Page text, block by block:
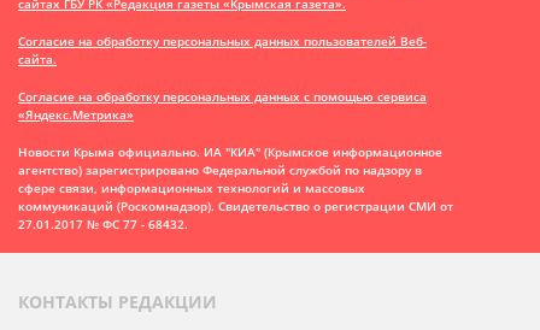
Согласие на обработку персональных данных пользователей Веб-
сайта.
Согласие на обработку персональных данных с помощью сервиса
«Яндекс.Метрика»
Новости Крыма официально. ИА "КИА" (Крымское информационное
агентство) зарегистрировано Федеральной службой по надзору в
сфере связи, информационных технологий и массовых
коммуникаций (Роскомнадзор). Свидетельство о регистрации СМИ от
27.01.2017 № ФС 77 - 68432.
КОНТАКТЫ РЕДАКЦИИ